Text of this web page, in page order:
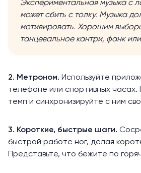
Экспериментальная музыка с
может сбить с толку. Музыка
мотивировать. Хорошим
танцевальное кантри, фанк
2. Метроном. Используйте
телефоне или спортивных
темп и синхронизируйте с ним
3. Короткие, быстрые шаги.
быстрой работе ног, делая
Представьте, что бежите по